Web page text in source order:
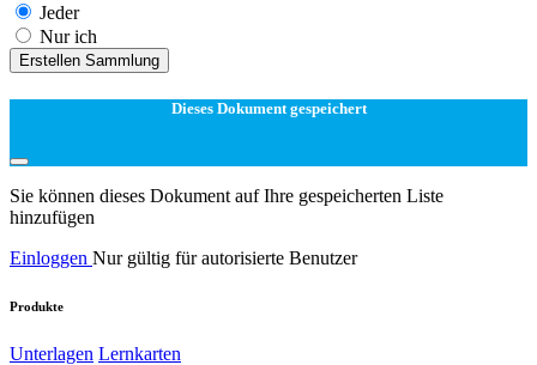
Jeder
Nur ich
Erstellen Sammlung
Dieses Dokument gespeichert
Sie können dieses Dokument auf Ihre gespeicherten Liste
hinzufügen
Einloggen Nur gültig für autorisierte Benutzer
Produkte
Unterlagen Lernkarten